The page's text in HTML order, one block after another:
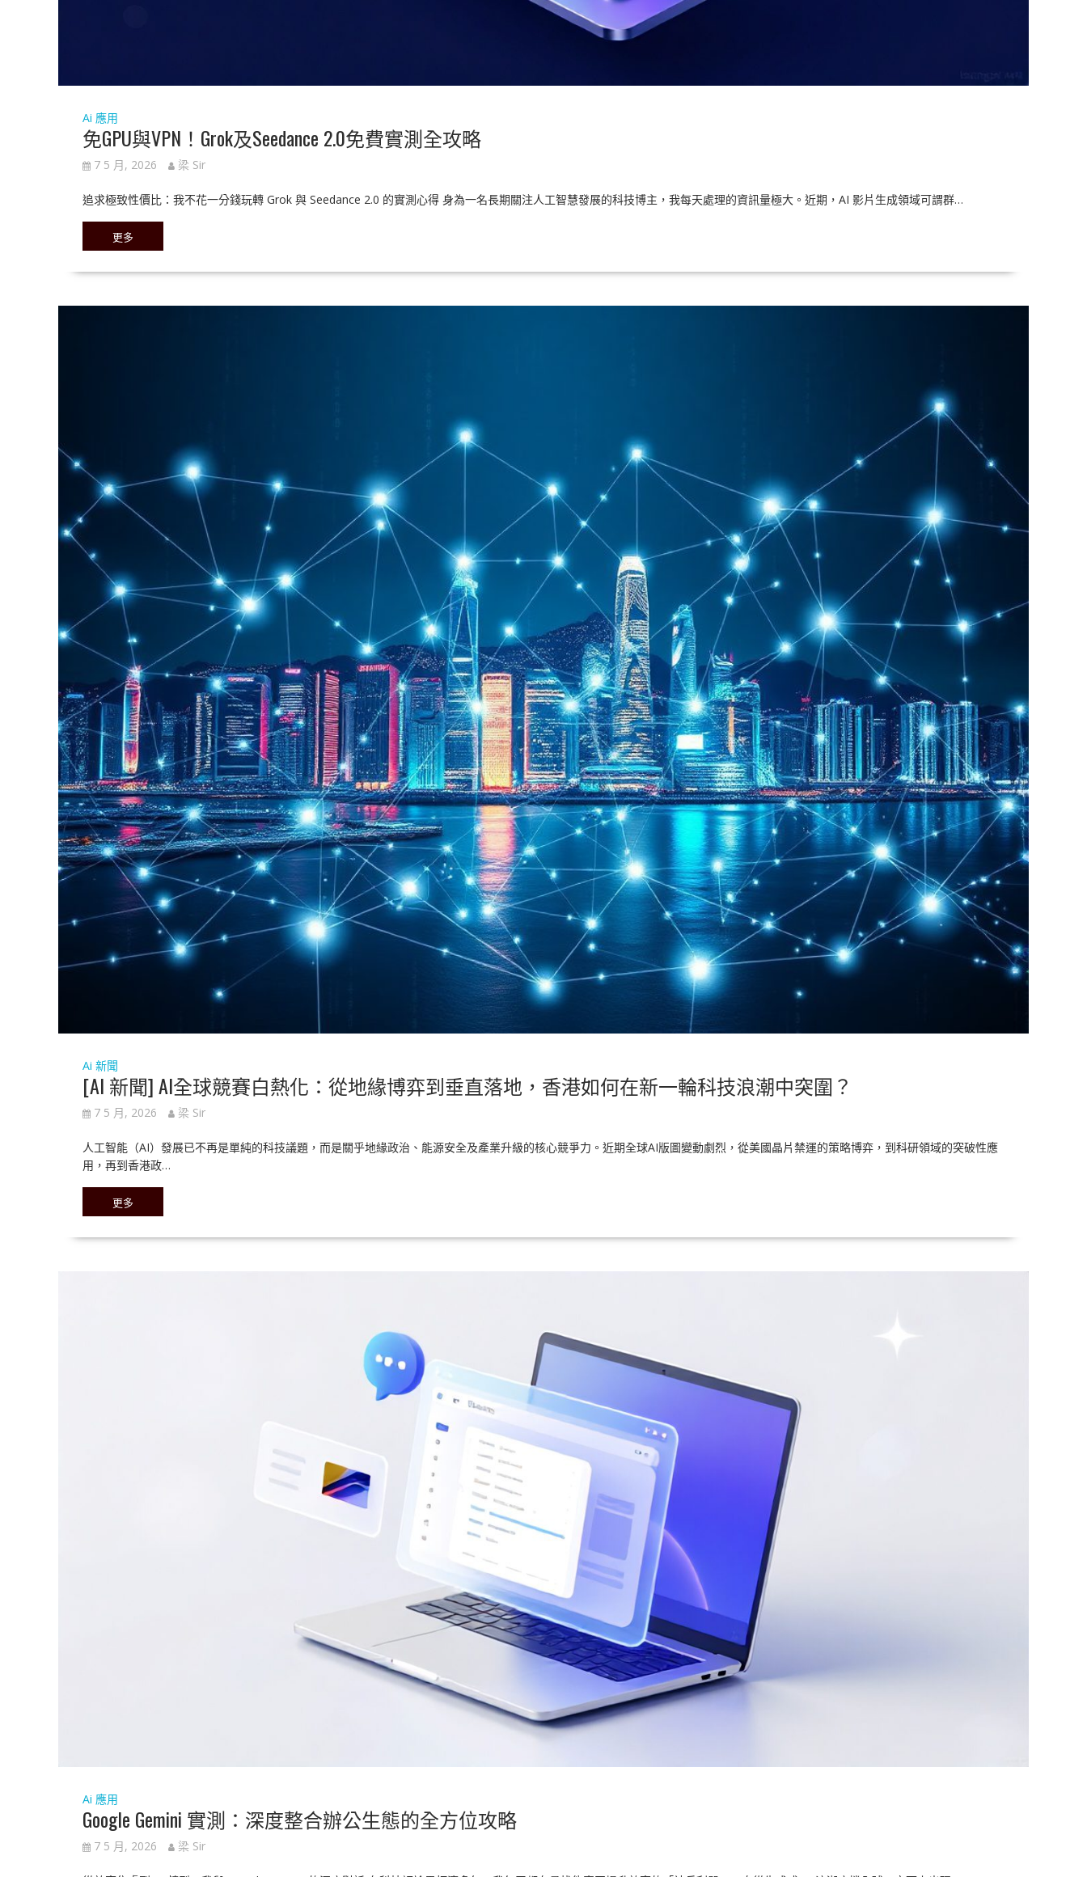
Ai 應用
免GPU與VPN！Grok及Seedance 2.0免費實測全攻略
7 5 月, 2026 梁 Sir
追求極致性價比：我不花一分錢玩轉 Grok 與 Seedance 2.0 的實測心得 身為一名長期關注人工智慧發展的科技博主，我每天處理的資訊量極大。近期，AI 影片生成領域可謂群…
更多
Ai 新聞
[AI 新聞] AI全球競賽白熱化：從地緣博弈到垂直落地，香港如何在新一輪科技浪潮中突圍？
7 5 月, 2026 梁 Sir
人工智能（AI）發展已不再是單純的科技議題，而是關乎地緣政治、能源安全及產業升級的核心競爭力。近期全球AI版圖變動劇烈，從美國晶片禁運的策略博弈，到科研領域的突破性應
用，再到香港政…
更多
Ai 應用
Google Gemini 實測：深度整合辦公生態的全方位攻略
7 5 月, 2026 梁 Sir